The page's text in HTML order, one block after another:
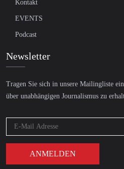
Kontakt
EVENTS
Podcast
Newsletter
Tragen Sie sich in unsere Mailingliste
über unabhängigen Journalismus zu